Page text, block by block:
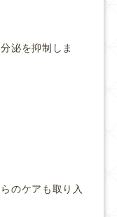
泌を抑制しま
のケアも取り入